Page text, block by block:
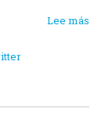
Lee más